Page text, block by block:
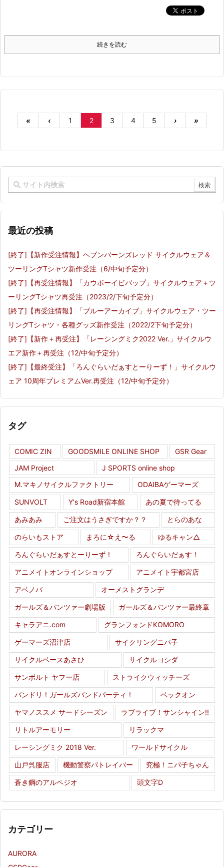
続きを読む
« ‹ 1 2 3 4 5 › »
最近の投稿
[終了]【新作受注情報】ヘブンバーンズレッド サイクルウェア＆
ツーリングTシャツ新作受注（6/中旬予定分）
[終了]【再受注情報】「カウボーイビバップ」サイクルウェア＋ツ
ーリングTシャツ再受注（2023/2/下旬予定分）
[終了]【再受注情報】「ブルーアーカイブ」サイクルウェア・ツー
リングTシャツ・各種グッズ新作受注（2022/2下旬予定分）
[終了]【新作＋再受注】「レーシングミク2022 Ver.」サイクルウ
エア新作＋再受注（12/中旬予定分）
[終了]【最終受注】「ろんぐらいだぁすとーりーず！」サイクルウ
ェア 10周年プレミアムVer.再受注（12/中旬予定分）
タグ
COMIC ZIN GOODSMILE ONLINE SHOP
GSR Gear
JAM Project
J SPORTS online shop
M.マキノサイクルファクトリー
ODAIBAゲーマーズ
SUNVOLT Y's Road新宿本館 あの夏で待ってる
あみあみ ご注文はうさぎですか？？ とらのあな
のらいもストア まろに☆え〜る ゆるキャン△
ろんぐらいだぁすとーりーず！ ろんぐらいだぁす！
アニメイトオンラインショップ アニメイト宇都宮店
アベノバ オーメストグランデ
ガールズ＆パンツァー劇場版 ガールズ＆パンツァー最終章
キャラアニ.com グランフォンドKOMORO
ゲーマーズ沼津店 サイクリングニパ子
サイクルベースあさひ サイクルヨシダ
サンボルト ヤフー店 ストライクウィッチーズ
バンドリ！ガールズバンドパーティ！ ベックオン
ヤマノススメ サードシーズン ラブライブ！サンシャイン!!
リトルアーモリー リラックマ
レーシングミク 2018 Ver. ワールドサイクル
山戸呉服店 機動警察パトレイバー 究極！ニパ子ちゃん
蒼き鋼のアルペジオ 頭文字D
カテゴリー
AURORA